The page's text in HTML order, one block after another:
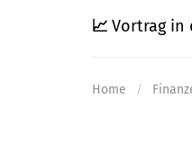
📈 Vortrag in
Home